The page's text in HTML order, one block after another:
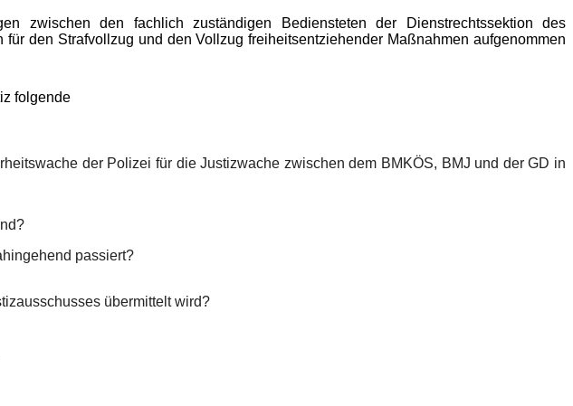
zwischen den fachlich zuständigen Bediensteten der Dienstrechtssektion des
den Strafvollzug und den Vollzug freiheitsentziehender Maßnahmen aufgenommen
folgende
der Polizei für die Justizwache zwischen dem BMKÖS, BMJ und der GD in
passiert?
übermittelt wird?